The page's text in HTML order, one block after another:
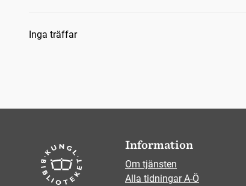
Sökresultat
Inga träffar
Information
Om tjänsten
Alla tidningar A-Ö